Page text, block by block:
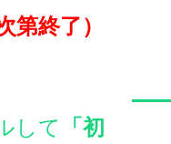
第終了）
して
「初